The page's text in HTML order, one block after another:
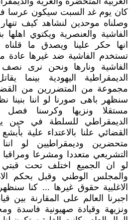
كان يوم غد السبت سيكون عرسا
وصلناه موحدين لنشاهد كيف تنهار
الفاشية والعنصرية ويكتوي اهلها
انها حكر علينا ويصدق ما
تستخدم الفاشية ضد غيرها عادة
الفاشية ونارها ونحن نرى
الديمقراطية اليهودية بينما
مجموعة من المتضررين من
سنظهر باهى صورنا لو اننا بنينا
مستقلا ونزيها وكرسنا فصل
الديمقراطي للسلطة في حين
القضائي علنا بالاعتداء علية
متحضرين وديمقراطيين لو
التشريعي متعددا ومشرعا
لو ان الجميع اختلف تحت
والمجلس الوطني وقبل بحكم
الاغلبية حقوق غيرها ... كنا
اجبرنا العالم على المقارنة بين
ونزيهة وقيادة صهيونية فاسدة